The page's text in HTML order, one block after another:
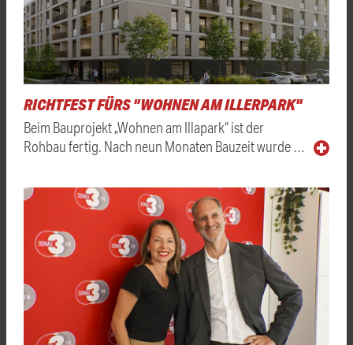
RICHTFEST FÜRS "WOHNEN AM ILLERPARK"
Beim Bauprojekt „Wohnen am Illapark“ ist der
Rohbau fertig. Nach neun Monaten Bauzeit wurde …